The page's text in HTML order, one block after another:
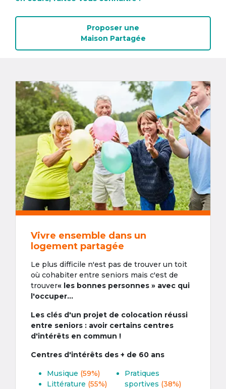
Proposer une
Maison Partagée
Vivre ensemble dans un
logement partagée
Le plus difficile n'est pas de trouver un toit
où cohabiter entre seniors mais c'est de
trouver« les bonnes personnes » avec qui
l'occuper...
Les clés d'un projet de colocation réussi
entre seniors : avoir certains centres
d'intérêts en commun !
Centres d'intérêts des + de 60 ans
Musique (59%)
Littérature (55%)
Pratiques
sportives (38%)